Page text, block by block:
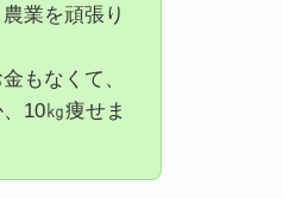
業を頑張り
もなくて、
10㎏痩せま